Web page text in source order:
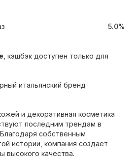
5.0%
, кэшбэк доступен только для
итальянский бренд
и декоративная косметика
последним трендам в
собственным
истории, компания создает
высокого качества.